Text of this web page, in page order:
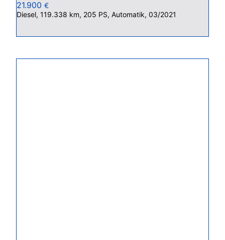
21.900 €
Diesel, 119.338 km, 205 PS, Automatik, 03/2021